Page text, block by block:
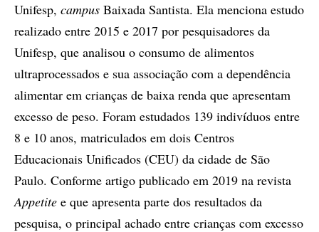
Unifesp, campus Baixada Santista. Ela menciona estudo
realizado entre 2015 e 2017 por pesquisadores da
Unifesp, que analisou o consumo de alimentos
ultraprocessados e sua associação com a dependência
alimentar em crianças de baixa renda que apresentam
excesso de peso. Foram estudados 139 indivíduos entre
8 e 10 anos, matriculados em dois Centros
Educacionais Unificados (CEU) da cidade de São
Paulo. Conforme artigo publicado em 2019 na revista
Appetite e que apresenta parte dos resultados da
pesquisa, o principal achado entre crianças com excesso